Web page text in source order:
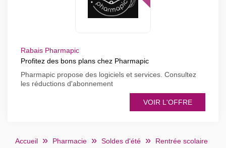
Rabais Pharmapic
Profitez des bons plans chez Pharmapic
Pharmapic propose des logiciels et services. Consultez
les réductions d'abonnement
VOIR L'OFFRE
Accueil Pharmacie Soldes d'été
Rentrée scolaire